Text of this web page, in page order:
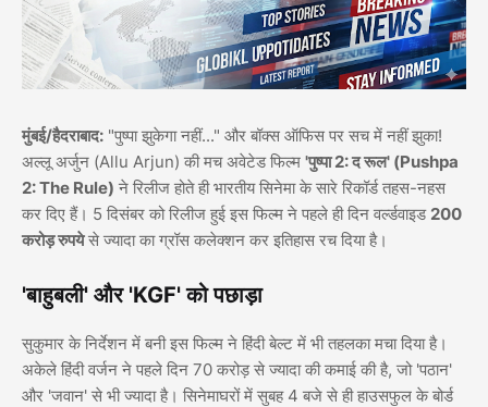
मुंबई/हैदराबाद: "पुष्पा झुकेगा नहीं..." और बॉक्स ऑफिस पर सच में नहीं झुका!
अल्लू अर्जुन (Allu Arjun) की मच अवेटेड फिल्म 'पुष्पा 2: द रूल' (Pushpa
2: The Rule) ने रिलीज होते ही भारतीय सिनेमा के सारे रिकॉर्ड तहस-नहस
कर दिए हैं। 5 दिसंबर को रिलीज हुई इस फिल्म ने पहले ही दिन वर्ल्डवाइड 200
करोड़ रुपयेसे ज्यादा का ग्रॉस कलेक्शन कर इतिहास रच दिया है।
'बाहुबली' और 'KGF' को पछाड़ा
सुकुमार के निर्देशन में बनी इस फिल्म ने हिंदी बेल्ट में भी तहलका मचा दिया है।
अकेले हिंदी वर्जन ने पहले दिन 70 करोड़ से ज्यादा की कमाई की है, जो 'पठान'
और 'जवान' से भी ज्यादा है। सिनेमाघरों में सुबह 4 बजे से ही हाउसफुल के बोर्ड